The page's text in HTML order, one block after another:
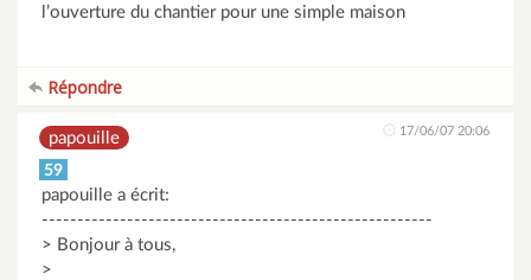
l’ouverture du chantier pour une simple maison
Répondre
papouille 17/06/07 20:06
59
papouille a écrit:
-------------------------------------------------------
> Bonjour à tous,
>